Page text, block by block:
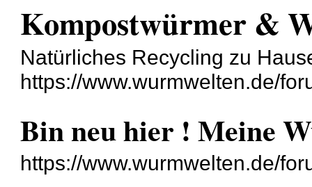
Kompostwürmer &
Natürliches Recycling zu
https://www.wurmwelten.de/
Bin neu hier ! Meine
https://www.wurmwelten.de/